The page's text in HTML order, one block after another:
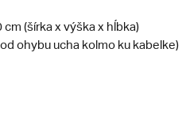
cm (šírka x výška x hĺbka)
ohybu ucha kolmo ku kabelke)